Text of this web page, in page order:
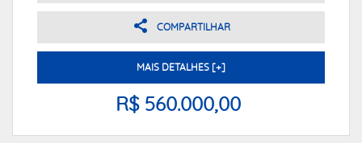
COMPARTILHAR
MAIS DETALHES [+]
R$ 560.000,00